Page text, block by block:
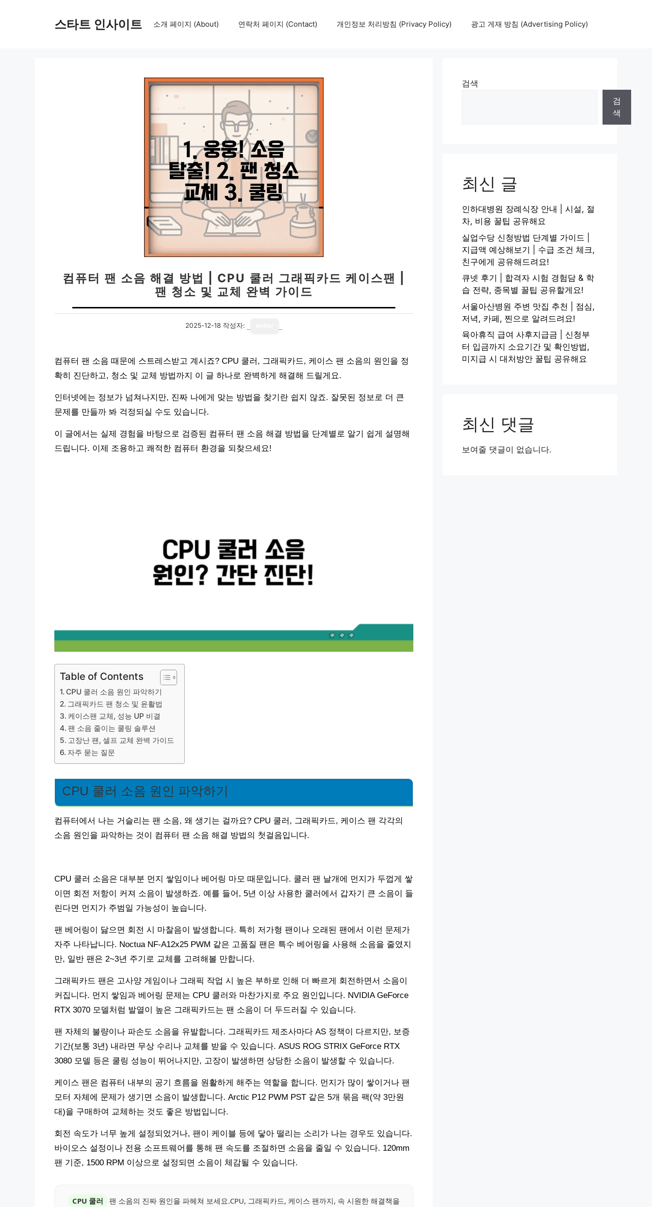
스타트 인사이트 소개 페이지 (About) 연락처 페이지 (Contact) 개인정보 처리방침 (Privacy Policy) 광고 게재 방침 (Advertising Policy)
컴퓨터 팬 소음 해결 방법 | CPU 쿨러 그래픽카드 케이스팬 |
팬 청소 및 교체 완벽 가이드
2025-12-18 작성자:
컴퓨터 팬 소음 때문에 스트레스받고 계시죠? CPU 쿨러, 그래픽카드, 케이스 팬 소음의 원인을 정
확히 진단하고, 청소 및 교체 방법까지 이 글 하나로 완벽하게 해결해 드릴게요.
인터넷에는 정보가 넘쳐나지만, 진짜 나에게 맞는 방법을 찾기란 쉽지 않죠. 잘못된 정보로 더 큰
문제를 만들까 봐 걱정되실 수도 있습니다.
이 글에서는 실제 경험을 바탕으로 검증된 컴퓨터 팬 소음 해결 방법을 단계별로 알기 쉽게 설명해
드립니다. 이제 조용하고 쾌적한 컴퓨터 환경을 되찾으세요!
Table of Contents
CPU 쿨러 소음 원인 파악하기
그래픽카드 팬 청소 및 윤활법
케이스팬 교체, 성능 UP 비결
팬 소음 줄이는 쿨링 솔루션
고장난 팬, 셀프 교체 완벽 가이드
자주 묻는 질문
CPU 쿨러 소음 원인 파악하기
컴퓨터에서 나는 거슬리는 팬 소음, 왜 생기는 걸까요? CPU 쿨러, 그래픽카드, 케이스 팬 각각의
소음 원인을 파악하는 것이 컴퓨터 팬 소음 해결 방법의 첫걸음입니다.
CPU 쿨러 소음은 대부분 먼지 쌓임이나 베어링 마모 때문입니다. 쿨러 팬 날개에 먼지가 두껍게 쌓
이면 회전 저항이 커져 소음이 발생하죠. 예를 들어, 5년 이상 사용한 쿨러에서 갑자기 큰 소음이 들
린다면 먼지가 주범일 가능성이 높습니다.
팬 베어링이 닳으면 회전 시 마찰음이 발생합니다. 특히 저가형 팬이나 오래된 팬에서 이런 문제가
자주 나타납니다. Noctua NF-A12x25 PWM 같은 고품질 팬은 특수 베어링을 사용해 소음을 줄였지
만, 일반 팬은 2~3년 주기로 교체를 고려해볼 만합니다.
그래픽카드 팬은 고사양 게임이나 그래픽 작업 시 높은 부하로 인해 더 빠르게 회전하면서 소음이
커집니다. 먼지 쌓임과 베어링 문제는 CPU 쿨러와 마찬가지로 주요 원인입니다. NVIDIA GeForce
RTX 3070 모델처럼 발열이 높은 그래픽카드는 팬 소음이 더 두드러질 수 있습니다.
팬 자체의 불량이나 파손도 소음을 유발합니다. 그래픽카드 제조사마다 AS 정책이 다르지만, 보증
기간(보통 3년) 내라면 무상 수리나 교체를 받을 수 있습니다. ASUS ROG STRIX GeForce RTX
3080 모델 등은 쿨링 성능이 뛰어나지만, 고장이 발생하면 상당한 소음이 발생할 수 있습니다.
케이스 팬은 컴퓨터 내부의 공기 흐름을 원활하게 해주는 역할을 합니다. 먼지가 많이 쌓이거나 팬
모터 자체에 문제가 생기면 소음이 발생합니다. Arctic P12 PWM PST 같은 5개 묶음 팩(약 3만원
대)을 구매하여 교체하는 것도 좋은 방법입니다.
회전 속도가 너무 높게 설정되었거나, 팬이 케이블 등에 닿아 떨리는 소리가 나는 경우도 있습니다.
바이오스 설정이나 전용 소프트웨어를 통해 팬 속도를 조절하면 소음을 줄일 수 있습니다. 120mm
팬 기준, 1500 RPM 이상으로 설정되면 소음이 체감될 수 있습니다.
CPU 쿨러
팬 소음의 진짜 원인을 파헤쳐 보세요.CPU, 그래픽카드, 케이스 팬까지, 속 시원한 해결책을
검색
검
색
최신 글
인하대병원 장례식장 안내 | 시설, 절
차, 비용 꿀팁 공유해요
실업수당 신청방법 단계별 가이드 |
지급액 예상해보기 | 수급 조건 체크,
친구에게 공유해드려요!
큐넷 후기 | 합격자 시험 경험담 & 학
습 전략, 종목별 꿀팁 공유할게요!
서울아산병원 주변 맛집 추천 | 점심,
저녁, 카페, 찐으로 알려드려요!
육아휴직 급여 사후지급금 | 신청부
터 입금까지 소요기간 및 확인방법,
미지급 시 대처방안 꿀팁 공유해요
최신 댓글
보여줄 댓글이 없습니다.